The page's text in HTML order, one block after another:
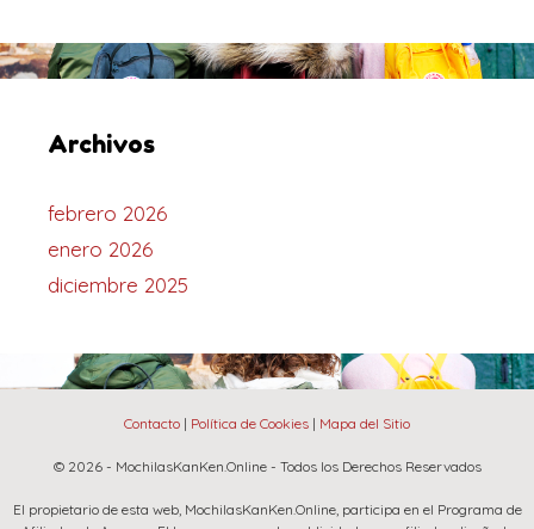
Archivos
febrero 2026
enero 2026
diciembre 2025
Contacto | Política de Cookies | Mapa del Sitio
© 2026 - MochilasKanKen.Online - Todos los Derechos Reservados
El propietario de esta web, MochilasKanKen.Online, participa en el Programa de